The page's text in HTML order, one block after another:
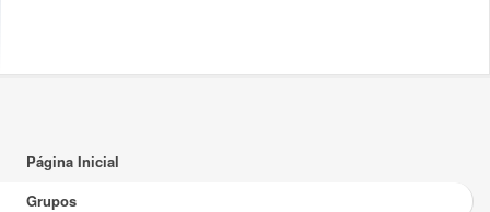
Página Inicial
Grupos